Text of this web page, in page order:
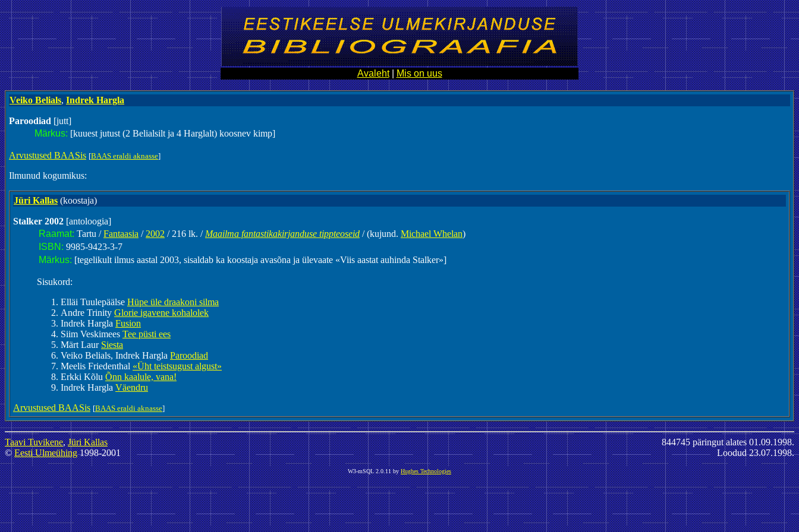
Avaleht| Mis on uus
Veiko Belials, Indrek Hargla
Paroodiad [jutt]
Märkus: [kuuest jutust (2 Belialsilt ja 4 Harglalt) koosnev kimp]
Arvustused BAASis [BAAS eraldi aknasse]
Ilmunud kogumikus:
Jüri Kallas (koostaja)
Stalker 2002 [antoloogia]
Raamat: Tartu /Fantaasia / 2002 / 216 lk. / Maailma fantastikakirjanduse tippteoseid / (kujund. Michael Whelan)
ISBN: 9985-9423-3-7
Märkus: [tegelikult ilmus aastal 2003, sisaldab ka koostaja avasõna ja ülevaate «Viis aastat auhinda Stalker»]
Sisukord:
Elläi Tuulepäälse Hüpe üle draakoni silma
Andre Trinity Glorie igavene kohalolek
Indrek Hargla Fusion
Siim Veskimees Tee püsti ees
Märt Laur Siesta
Veiko Belials, Indrek Hargla Paroodiad
Meelis Friedenthal «Üht teistsugust algust»
Erkki Kõlu Õnn kaalule, vana!
Indrek Hargla Väendru
Arvustused BAASis [BAAS eraldi aknasse]
Taavi Tuvikene,Jüri Kallas
©Eesti Ulmeühing1998-2001
844745 päringut alates 01.09.1998.
Loodud 23.07.1998.
W3-mSQL 2.0.11 byHughes Technologies